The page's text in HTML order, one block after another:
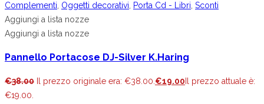
Complementi, Oggetti decorativi, Porta Cd - Libri, Sconti
Aggiungi a lista nozze
Aggiungi a lista nozze
Pannello Portacose DJ-Silver K.Haring
€38.00 Il prezzo originale era: €38.00. €19.00 Il prezzo attuale è:
€19.00.